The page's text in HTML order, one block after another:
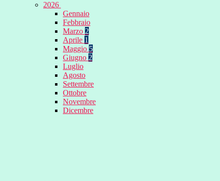
2026
Gennaio
Febbraio
Marzo 2
Aprile 1
Maggio 5
Giugno 2
Luglio
Agosto
Settembre
Ottobre
Novembre
Dicembre